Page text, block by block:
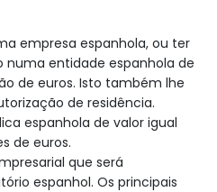
empresa espanhola, ou ter
numa entidade espanhola de
de euros. Isto também lhe
de residência.
espanhola de valor igual
de euros.
que será
espanhol. Os principais